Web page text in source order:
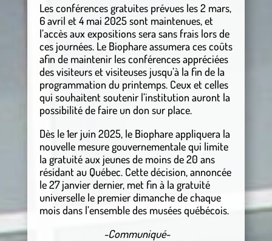
Les conférences gratuites prévues les 2 mars,
6 avril et 4 mai 2025 sont maintenues, et
l’accès aux expositions sera sans frais lors de
ces journées. Le Biophare assumera ces coûts
afin de maintenir les conférences appréciées
des visiteurs et visiteuses jusqu’à la fin de la
programmation du printemps. Ceux et celles
qui souhaitent soutenir l’institution auront la
possibilité de faire un don sur place.
Dès le 1er juin 2025, le Biophare appliquera la
nouvelle mesure gouvernementale qui limite
la gratuité aux jeunes de moins de 20 ans
résidant au Québec. Cette décision, annoncée
le 27 janvier dernier, met fin à la gratuité
universelle le premier dimanche de chaque
mois dans l’ensemble des musées québécois.
-Communiqué-